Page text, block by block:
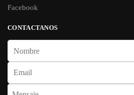
Facebook
CONTACTANOS